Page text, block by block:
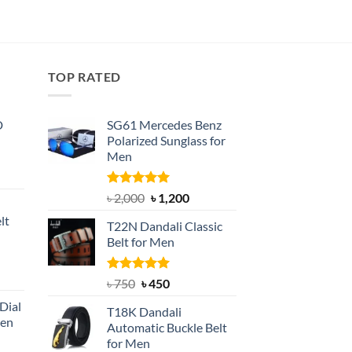
TOP RATED
SG61 Mercedes Benz
Polarized Sunglass for
Men
Rated5.00
out of 5
৳2,000 Original
was:
৳ 2,000.
৳1,200Current
is:
T22N Dandali Classic
Belt for Men
Rated5.00
৳750 Original
was:
৳ 750.
৳450Current
is:
৳ 450.
T18K Dandali
Automatic Buckle Belt
for Men